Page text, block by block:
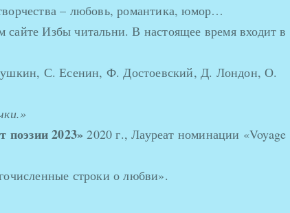
– любовь, романтика, юмор…
Избы читальни. В настоящее время входит в
С. Есенин, Ф. Достоевский, Д. Лондон, О.
2023» 2020 г., Лауреат номинации «Voyage
строки о любви».